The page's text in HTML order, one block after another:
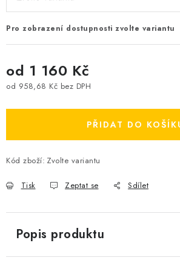
Pro zobrazení dostupnosti zvolte variantu
od 1 160 Kč
od 958,68 Kč bez DPH
PŘIDAT DO
Kód zboží: Zvolte variantu
Tisk Zeptat se Sdílet
Popis produktu